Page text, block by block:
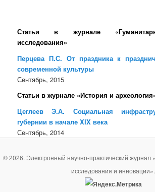
Статьи в журнале
исследования»
Перцева П.С. От праздника к
современной культуры
Сентябрь, 2015
Статьи в журнале «История и
Цеглеев Э.А. Социальная
губернии в начале XӀX века
Сентябрь, 2014
© 2026. Электронный научно-практический
исследования и инновации».